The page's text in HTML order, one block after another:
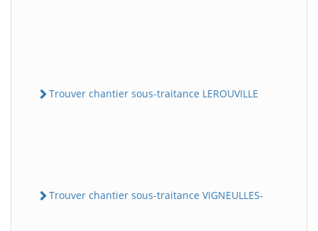
Trouver chantier sous-traitance LEROUVILLE
Trouver chantier sous-traitance VIGNEULLES-